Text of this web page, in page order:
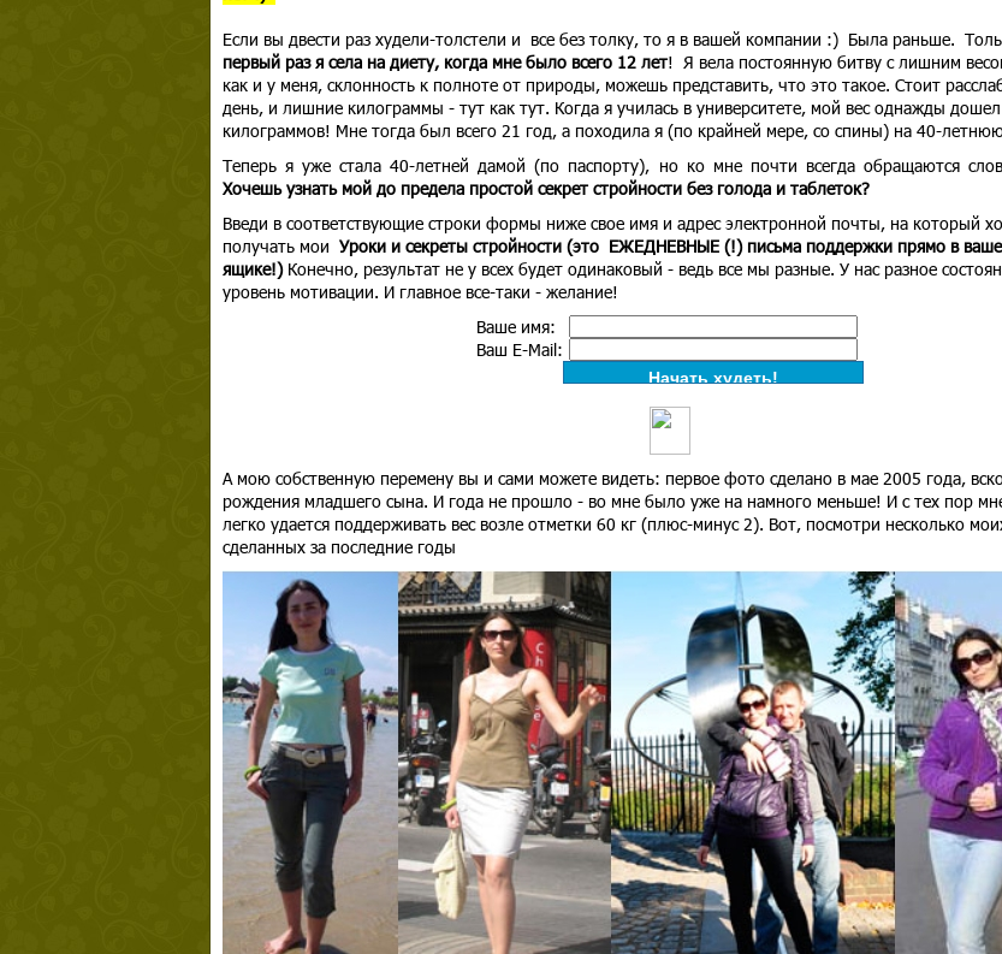
Если вы двести раз худели-толстели и все без толку, то я в вашей компании :) Была раньше.
первый раз я села на диету, когда мне было всего 12 лет! Я вела постоянную битву с лишним
как и у меня, склонность к полноте от природы, можешь представить, что это такое. Стоит
день, и лишние килограммы - тут как тут. Когда я училась в университете, мой вес однажды
килограммов! Мне тогда был всего 21 год, а походила я (по крайней мере, со спины) на 40-
Теперь я уже стала 40-летней дамой (по паспорту), но ко мне почти всегда обращаются
Хочешь узнать мой до предела простой секрет стройности без голода и таблеток?
Введи в соответствующие строки формы ниже свое имя и адрес электронной почты, на который
получать мои Уроки и секреты стройности (это ЕЖЕДНЕВНЫЕ (!) письма поддержки прямо в
ящике!) Конечно, результат не у всех будет одинаковый - ведь все мы разные. У нас разное
уровень мотивации. И главное все-таки - желание!
Ваше имя:
Ваш E-Mail:
А мою собственную перемену вы и сами можете видеть: первое фото сделано в мае 2005 года,
рождения младшего сына. И года не прошло - во мне было уже на намного меньше! И с тех пор
легко удается поддерживать вес возле отметки 60 кг (плюс-минус 2). Вот, посмотри несколько
сделанных за последние годы